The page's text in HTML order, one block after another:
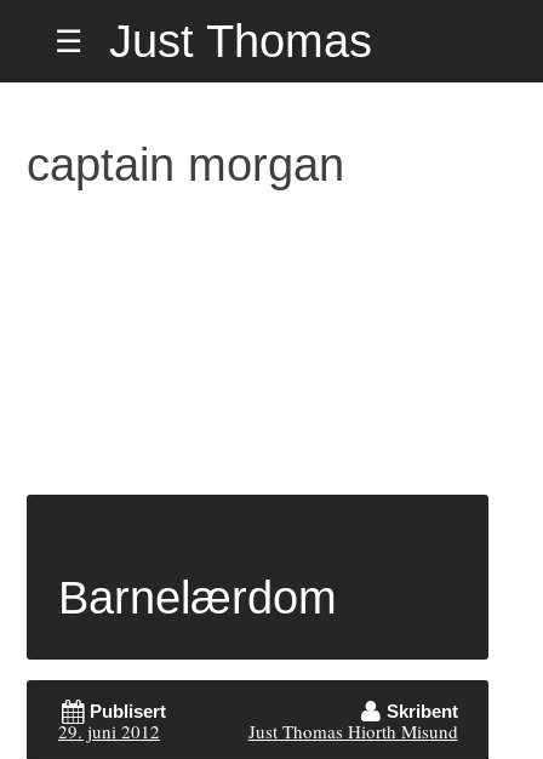
☰
Just Thomas
captain morgan
Barnelærdom
Publisert
29. juni 2012
Skribent
Just Thomas Hiorth Misund